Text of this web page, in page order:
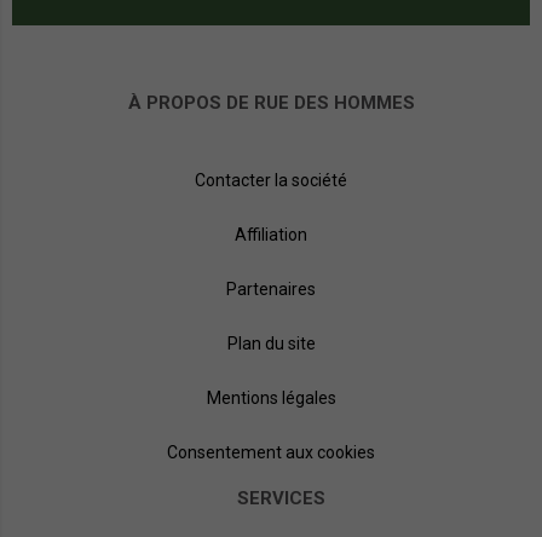
À PROPOS DE RUE DES HOMMES
Contacter la société
Affiliation
Partenaires
Plan du site
Mentions légales
Consentement aux cookies
SERVICES